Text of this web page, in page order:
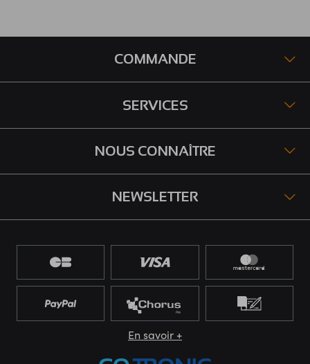
COMMANDE
SERVICES
NOUS CONNAÎTRE
NEWSLETTER
En savoir +